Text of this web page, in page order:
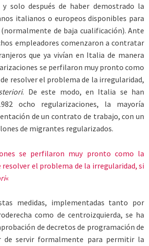
solo después de haber demostrado la
italianos o europeos disponibles para
de baja cualificación). Ante
empleadores comenzaron a contratar
que ya vivían en Italia de manera
se perfilaron muy pronto como
resolver el problema de la irregularidad,
. De este modo, en Italia se han
ocho regularizaciones, la mayoría
de un contrato de trabajo, con un
de migrantes regularizados.
se perfilaron muy pronto como la
resolver el problema de la irregularidad, si
«
medidas, implementadas tanto por
como de centroizquierda, se ha
de decretos de programación de
de servir formalmente para permitir la